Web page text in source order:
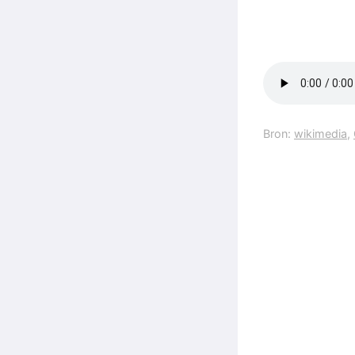
Bron: wikimedia,